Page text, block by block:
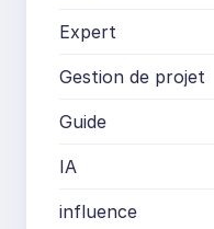
Expert
Gestion de projet
Guide
IA
influence